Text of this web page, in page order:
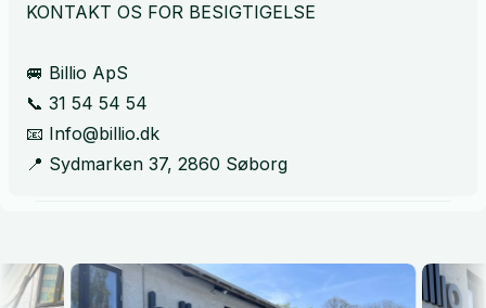
KONTAKT OS FOR BESIGTIGELSE
🚐 Billio ApS
📞 31 54 54 54
📧 Info@billio.dk
📍 Sydmarken 37, 2860 Søborg